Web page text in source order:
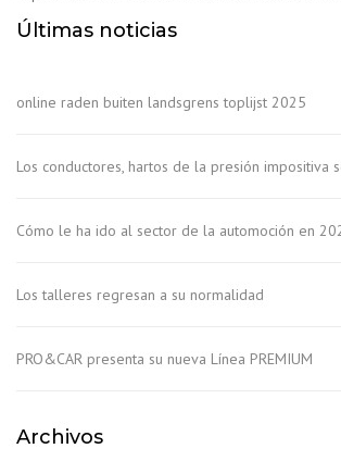
Últimas noticias
online raden buiten landsgrens toplijst 2025
Los conductores, hartos de la presión impositiva
Cómo le ha ido al sector de la automoción en
Los talleres regresan a su normalidad
PRO&CAR presenta su nueva Línea PREMIUM
Archivos